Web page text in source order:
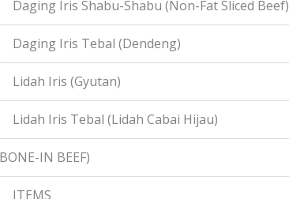
Daging Iris Shabu-Shabu (Non-Fat Sliced Beef)
Daging Iris Tebal (Dendeng)
Lidah Iris (Gyutan)
Lidah Iris Tebal (Lidah Cabai Hijau)
IN BEEF)
ITEMS